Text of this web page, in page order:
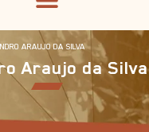
ARAUJO DA SILVA
Araujo da Silva